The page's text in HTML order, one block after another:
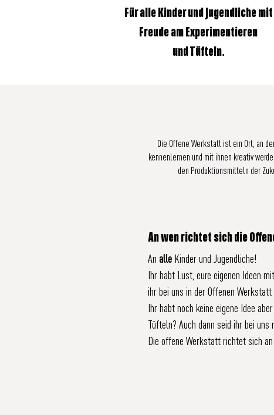
Für alle Kinder und Jugendliche mit
Freude am Experimentieren
und Tüfteln.
Die Offene Werkstatt ist ein Ort, an
kennenlernen und mit ihnen kreativ
den Produktionsmitteln der
An wen richtet sich die
An alle Kinder und Jugendliche!
Ihr habt Lust, eure eigenen Ideen
ihr bei uns in der Offenen Werkstatt
Ihr habt noch keine eigene Idee
Tüfteln? Auch dann seid ihr bei uns
Die offene Werkstatt richtet sich